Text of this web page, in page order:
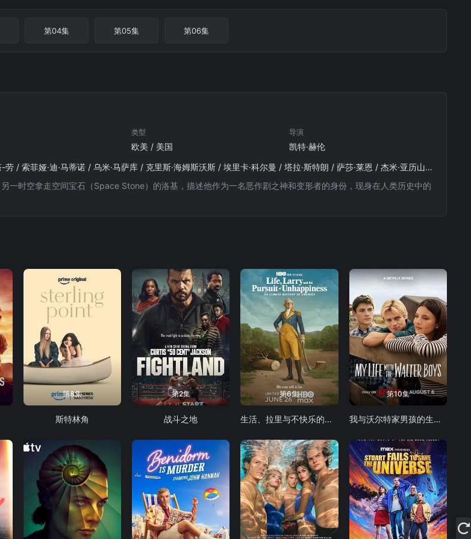
第04集 第05集 第06集
类型
欧美 / 美国
导演
凯特·赫伦
汤姆·希德勒斯顿 / 欧文·威尔逊 / 古古·姆巴塔-劳 / 索菲娅·迪·马蒂诺 / 乌米·马萨库 / 克里斯·海姆斯沃斯 / 埃里卡·科尔曼 / 塔拉·斯特朗 / 萨莎·莱恩 / 杰米·亚历山大 / 理查德·E·格兰特 / 杰克·维尔 / 道比·欧帕瑞 / 凯莱·弗莱明 / 乔纳森·梅杰斯 / 尤金·科德罗 / Michelle / Rose / 艾伦·比尔纳 / 苏珊·加拉赫 / 德里克·罗素 / 本·范德梅 / 乔恩·科林·巴克利 / 朱万达斯·坎迪斯 / 凯特·贝兰特 / 乔希·法德姆 / 马莱丽·格雷迪 / 迈克尔·罗斯 / Ilan / Srulovicz / Jesse / Gavin / 卢修斯·巴斯顿 / 丹尼尔·纽
一时空拿走空间宝石（Space Stone）的洛基，描述他作为一名恶作剧之神和变形者的身份，现身在人类历史中的
第8集
斯特林角
第2集
战斗之地
第6集
生活、拉里与不快乐的追求：一部美国史
第10集
我与沃尔特家男孩的生活 第三季